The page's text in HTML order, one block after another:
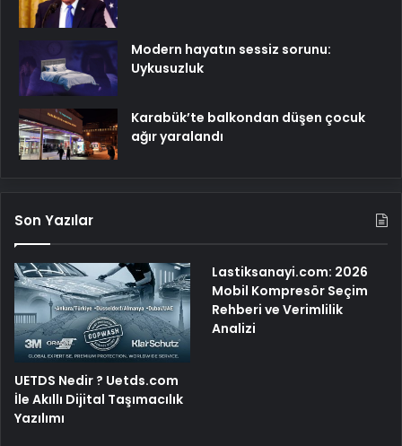
Modern hayatın sessiz sorunu:
Uykusuzluk
Karabük’te balkondan düşen çocuk
ağır yaralandı
Son Yazılar
UETDS Nedir ? Uetds.com
İle Akıllı Dijital Taşımacılık
Yazılımı
Lastiksanayi.com: 2026
Mobil Kompresör Seçim
Rehberi ve Verimlilik
Analizi